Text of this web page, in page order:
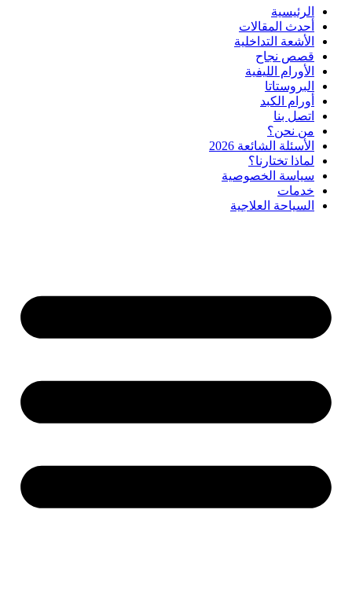
الرئيسية
أحدث المقالات
الأشعة التداخلية
قصص نجاح
الأورام الليفية
البروستاتا
أورام الكبد
اتصل بنا
من نحن؟
الأسئلة الشائعة 2026
لماذا تختارنا؟
سياسة الخصوصية
خدمات
السياحة العلاجية